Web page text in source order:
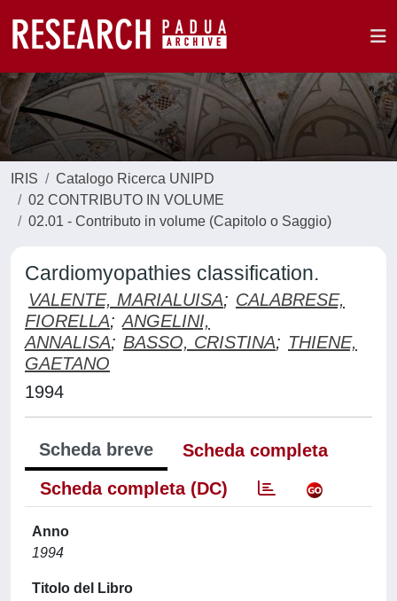
IRIS
Catalogo Ricerca UNIPD
02 CONTRIBUTO IN VOLUME
02.01 - Contributo in volume (Capitolo o Saggio)
Cardiomyopathies classification.
VALENTE, MARIALUISA; CALABRESE,
FIORELLA; ANGELINI,
ANNALISA; BASSO, CRISTINA; THIENE,
GAETANO
1994
Scheda breve
Scheda completa
Scheda completa (DC)
Anno
1994
Titolo del Libro